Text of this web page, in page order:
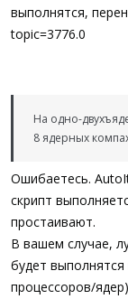
выполнятся,
topic=3776.0
На одно-
8 ядерных
Ошибаетесь.
скрипт
простаивают.
В вашем случае,
будет выполнятся
процессоров/